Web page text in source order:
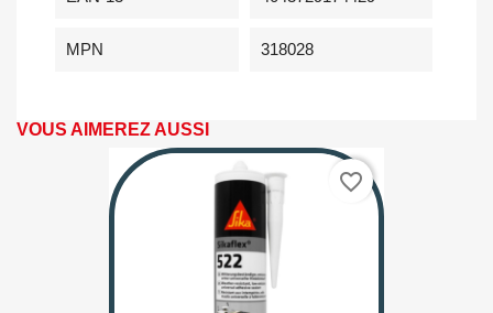
MPN 318028
VOUS AIMEREZ AUSSI
favorite_border